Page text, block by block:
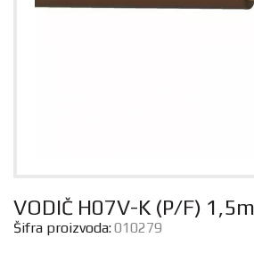
VODIČ H07V-K (P/F)
Šifra proizvoda:010279